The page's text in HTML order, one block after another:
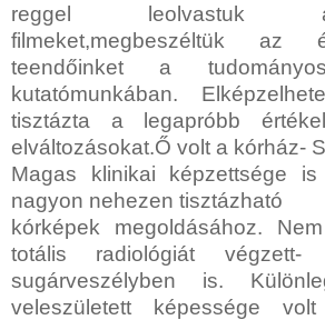
reggel leolvastuk
filmeket,megbeszéltük az
teendőinket a
kutatómunkában.
tisztázta a legapróbb
elváltozásokat.Ő volt a kórház-
Magas klinikai képzettsége
nagyon nehezen tisztázható
kórképek megoldásához.
totális radiológiát
sugárveszélyben is.
veleszületett képessége